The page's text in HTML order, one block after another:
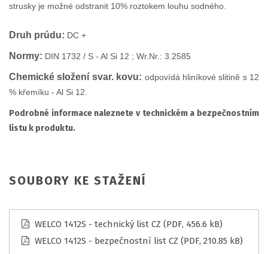
strusky je možné odstranit 10% roztokem louhu sodného.
Druh prúdu: DC +
Normy: DIN 1732 / S - Al Si 12 ; Wr.Nr.: 3.2585
Chemické složení svar. kovu: odpovídá hliníkové slitině s 12
% křemíku - Al Si 12.
Podrobné informace naleznete v technickém a bezpečnostním
listu k produktu.
SOUBORY KE STAŽENÍ
WELCO 1412S - technický list CZ (PDF, 456.6 kB)
WELCO 1412S - bezpečnostní list CZ (PDF, 210.85 kB)